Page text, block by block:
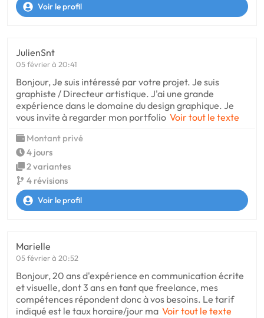
Voir le profil
JulienSnt
05 février à 20:41
Bonjour, Je suis intéressé par votre projet. Je suis
graphiste / Directeur artistique. J'ai une grande
expérience dans le domaine du design graphique. Je
vous invite à regarder mon portfolio Voir tout le texte
Montant privé
4 jours
2 variantes
4 révisions
Voir le profil
Marielle
05 février à 20:52
Bonjour, 20 ans d'expérience en communication écrite
et visuelle, dont 3 ans en tant que freelance, mes
compétences répondent donc à vos besoins. Le tarif
indiqué est le taux horaire/jour ma Voir tout le texte